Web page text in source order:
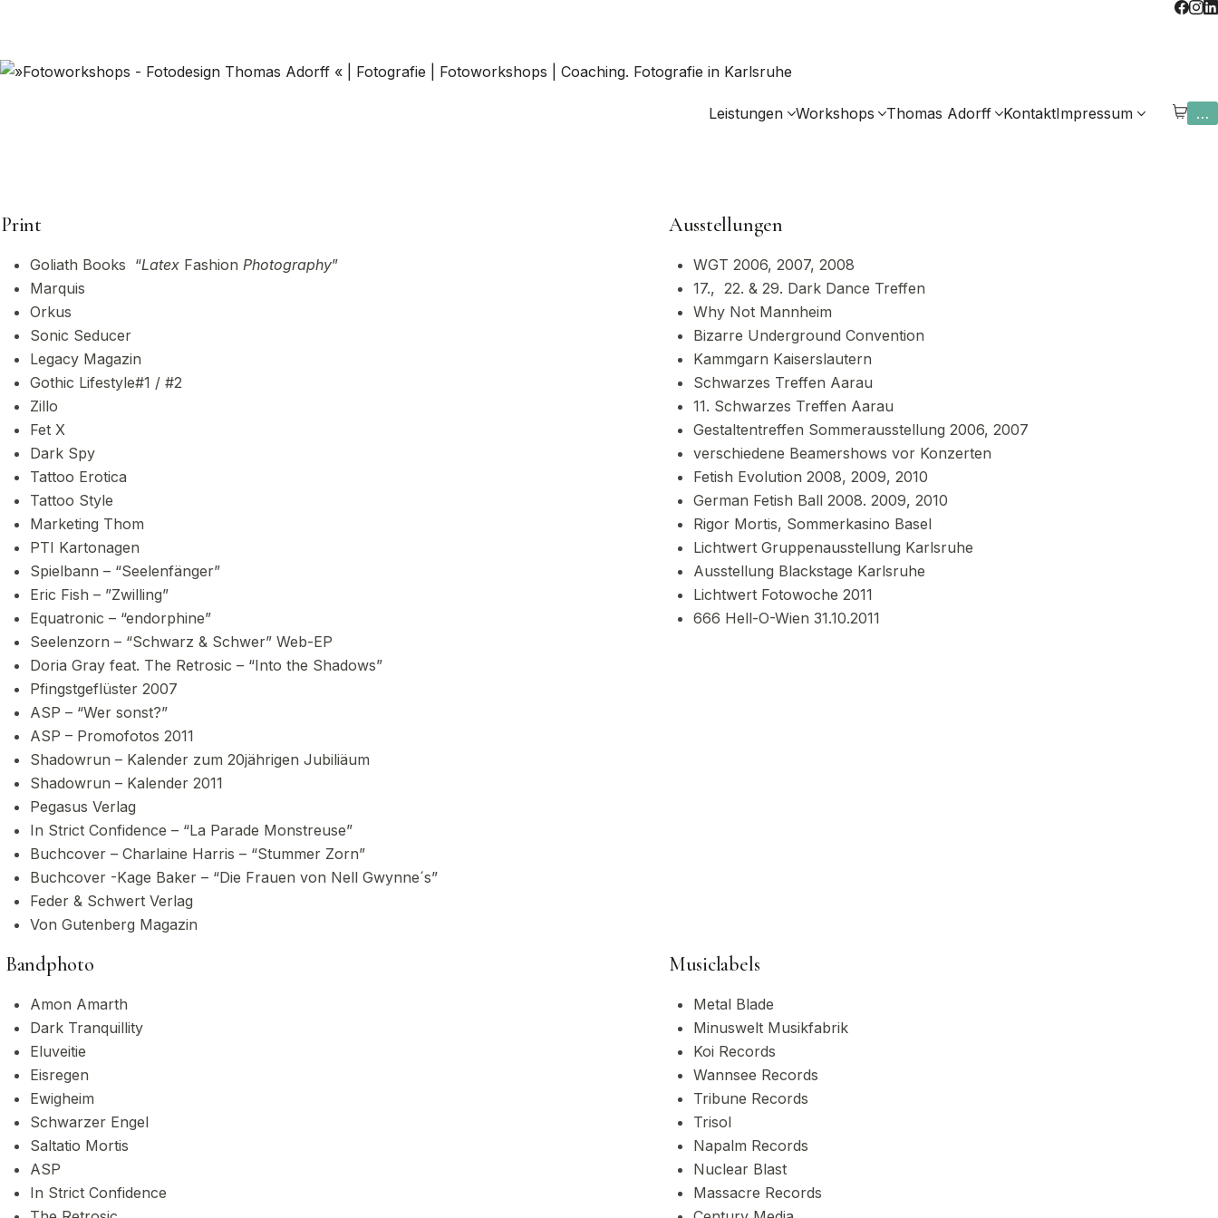
Leistungen Workshops Thomas Adorff KontaktImpressum …
Print
Goliath Books “Latex Fashion Photography”
Marquis
Orkus
Sonic Seducer
Legacy Magazin
Gothic Lifestyle#1 / #2
Zillo
Fet X
Dark Spy
Tattoo Erotica
Tattoo Style
Marketing Thom
PTI Kartonagen
Spielbann – “Seelenfänger”
Eric Fish – ”Zwilling”
Equatronic – “endorphine”
Seelenzorn – “Schwarz & Schwer” Web-EP
Doria Gray feat. The Retrosic – “Into the Shadows”
Pfingstgeflüster 2007
ASP – “Wer sonst?”
ASP – Promofotos 2011
Shadowrun – Kalender zum 20jährigen Jubiliäum
Shadowrun – Kalender 2011
Pegasus Verlag
In Strict Confidence – “La Parade Monstreuse”
Buchcover – Charlaine Harris – “Stummer Zorn”
Buchcover -Kage Baker – “Die Frauen von Nell Gwynne´s”
Feder & Schwert Verlag
Von Gutenberg Magazin
Ausstellungen
WGT 2006, 2007, 2008
17., 22. & 29. Dark Dance Treffen
Why Not Mannheim
Bizarre Underground Convention
Kammgarn Kaiserslautern
Schwarzes Treffen Aarau
11. Schwarzes Treffen Aarau
Gestaltentreffen Sommerausstellung 2006, 2007
verschiedene Beamershows vor Konzerten
Fetish Evolution 2008, 2009, 2010
German Fetish Ball 2008. 2009, 2010
Rigor Mortis, Sommerkasino Basel
Lichtwert Gruppenausstellung Karlsruhe
Ausstellung Blackstage Karlsruhe
Lichtwert Fotowoche 2011
666 Hell-O-Wien 31.10.2011
Bandphoto
Amon Amarth
Dark Tranquillity
Eluveitie
Eisregen
Ewigheim
Schwarzer Engel
Saltatio Mortis
ASP
In Strict Confidence
Musiclabels
Metal Blade
Minuswelt Musikfabrik
Koi Records
Wannsee Records
Tribune Records
Trisol
Napalm Records
Nuclear Blast
Massacre Records